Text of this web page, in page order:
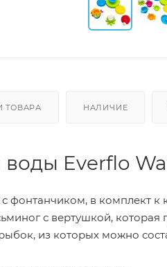
ТОВАРА НАЛИЧИЕ
Everflo
фонтанчиком, в комплект
с вертушкой,
из которых можно